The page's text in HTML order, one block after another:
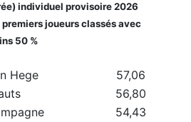
individuel provisoire 2026
joueurs classés avec
50 %
Hege
57,06
56,80
54,43